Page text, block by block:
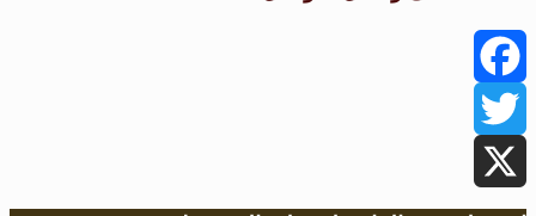
Facebook
Twitter